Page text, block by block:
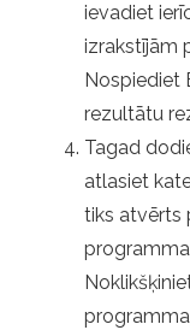
ievadiet
izrakstījām
Nospiediet
rezultātu
Tagad
atlasiet
tiks atvērts